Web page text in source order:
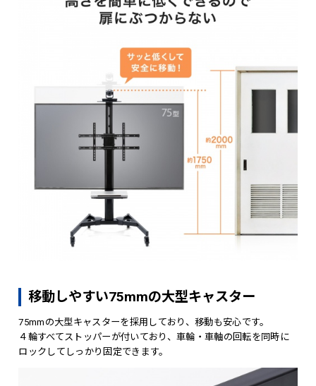
移動しやすい75mmの大型キャスター
75mmの大型キャスターを採用しており、移動も安心です。
４輪すべてストッパーが付いており、車輪・車軸の回転を同時に
ロックしてしっかり固定できます。